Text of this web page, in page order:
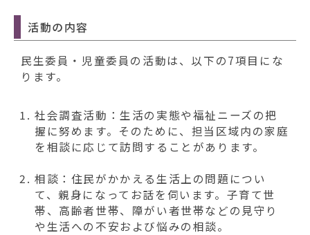
活動の内容
民生委員・児童委員の活動は、以下の7項目にな
ります。
社会調査活動：生活の実態や福祉ニーズの把
握に努めます。そのために、担当区域内の家庭
を相談に応じて訪問することがあります。
相談：住民がかかえる生活上の問題につい
て、親身になってお話を伺います。子育て世
帯、高齢者世帯、障がい者世帯などの見守り
や生活への不安および悩みの相談。